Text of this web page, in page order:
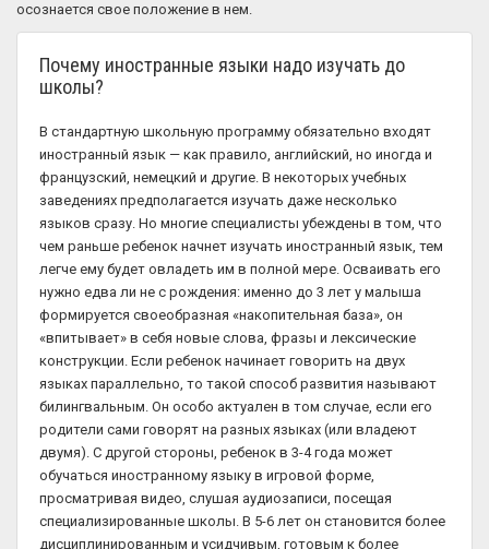
осознается свое положение в нем.
Почему иностранные языки надо изучать до
школы?
В стандартную школьную программу обязательно входят
иностранный язык — как правило, английский, но иногда и
французский, немецкий и другие. В некоторых учебных
заведениях предполагается изучать даже несколько
языков сразу. Но многие специалисты убеждены в том, что
чем раньше ребенок начнет изучать иностранный язык, тем
легче ему будет овладеть им в полной мере. Осваивать его
нужно едва ли не с рождения: именно до 3 лет у малыша
формируется своеобразная «накопительная база», он
«впитывает» в себя новые слова, фразы и лексические
конструкции. Если ребенок начинает говорить на двух
языках параллельно, то такой способ развития называют
билингвальным. Он особо актуален в том случае, если его
родители сами говорят на разных языках (или владеют
двумя). С другой стороны, ребенок в 3-4 года может
обучаться иностранному языку в игровой форме,
просматривая видео, слушая аудиозаписи, посещая
специализированные школы. В 5-6 лет он становится более
дисциплинированным и усидчивым, готовым к более